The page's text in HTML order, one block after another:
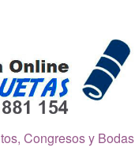
Congresos y Bodas